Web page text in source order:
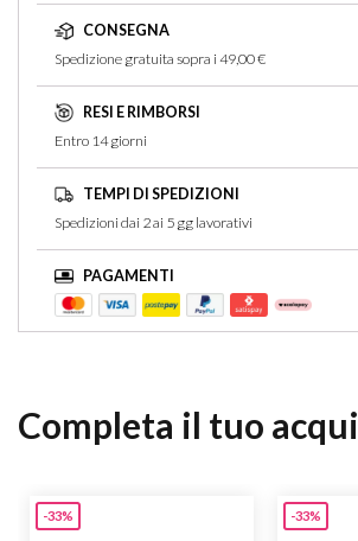
CONSEGNA
Spedizione gratuita sopra i 49,00 €
RESI E RIMBORSI
Entro 14 giorni
TEMPI DI SPEDIZIONI
Spedizioni dai 2 ai 5 gg lavorativi
PAGAMENTI
Completa il tuo
-33% -33%